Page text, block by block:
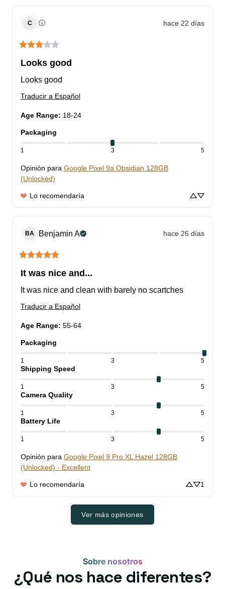
C ⓘ hace 22 días
Looks good
Looks good
Traducir a Español
Age Range: 18-24
Packaging
1 3 5
Opinión para Google Pixel 9a Obsidian 128GB
(Unlocked)
Lo recomendaría
BA Benjamin A hace 26 días
It was nice and...
It was nice and clean with barely no scartches
Traducir a Español
Age Range: 55-64
Packaging
1 3 5
Shipping Speed
1 3 5
Camera Quality
1 3 5
Battery Life
1 3 5
Opinión para Google Pixel 9 Pro XL Hazel 128GB
(Unlocked) - Excellent
Lo recomendaría 1
Ver más opiniones
Sobre nosotros
¿Qué nos hace diferentes?